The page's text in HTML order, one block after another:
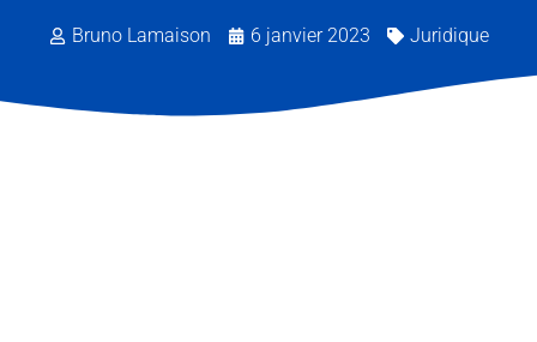
Bruno Lamaison 6 janvier 2023 Juridique